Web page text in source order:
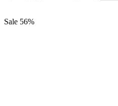
Sale 56%